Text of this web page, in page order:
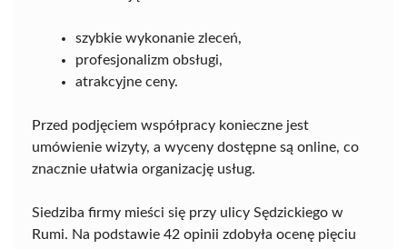
szybkie wykonanie zleceń,
profesjonalizm obsługi,
atrakcyjne ceny.
Przed podjęciem współpracy konieczne jest
umówienie wizyty, a wyceny dostępne są online, co
znacznie ułatwia organizację usług.
Siedziba firmy mieści się przy ulicy Sędzickiego w
Rumi. Na podstawie 42 opinii zdobyła ocenę pięciu